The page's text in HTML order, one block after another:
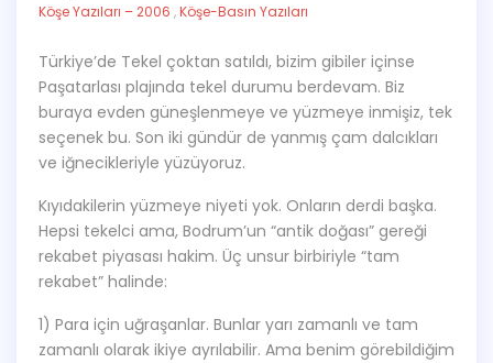
Köşe Yazıları – 2006 ,Köşe-Basın Yazıları
Türkiye’de Tekel çoktan satıldı, bizim gibiler içinse
Paşatarlası plajında tekel durumu berdevam. Biz
buraya evden güneşlenmeye ve yüzmeye inmişiz, tek
seçenek bu. Son iki gündür de yanmış çam dalcıkları
ve iğnecikleriyle yüzüyoruz.
Kıyıdakilerin yüzmeye niyeti yok. Onların derdi başka.
Hepsi tekelci ama, Bodrum’un “antik doğası” gereği
rekabet piyasası hakim. Üç unsur birbiriyle “tam
rekabet” halinde:
1) Para için uğraşanlar. Bunlar yarı zamanlı ve tam
zamanlı olarak ikiye ayrılabilir. Ama benim görebildiğim